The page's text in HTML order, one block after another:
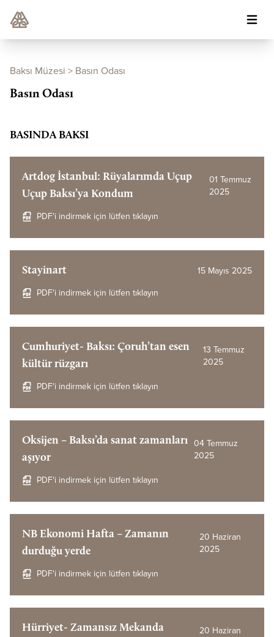
Baksı Müzesi > Basın Odası
Basın Odası
BASINDA BAKSI
Artdog İstanbul: Rüyalarımda Uçup
Uçup Baksı’ya Kondum
01 Temmuz
2025
PDF'i indirmek için lütfen tıklayın
Stayinart 15 Mayıs 2025
PDF'i indirmek için lütfen tıklayın
Cumhuriyet- Baksı: Çoruh’tan esen
kültür rüzgarı
13 Temmuz
2025
PDF'i indirmek için lütfen tıklayın
Oksijen – Baksı’da sanat zamanları
aşıyor
04 Temmuz
2025
PDF'i indirmek için lütfen tıklayın
NB Ekonomi Hafta – Zamanın
durduğu yerde
20 Haziran
2025
PDF'i indirmek için lütfen tıklayın
Hürriyet- Zamansız Mekanda
20 Haziran